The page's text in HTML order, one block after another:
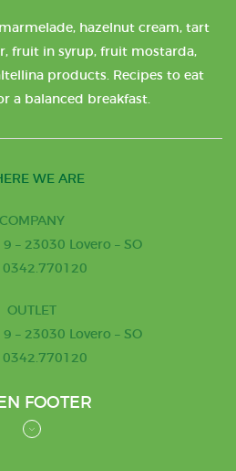
hazelnut cream, tart
fruit in syrup, fruit mostarda,
products. Recipes to eat
a balanced breakfast.
WE ARE
COMPANY
– 23030 Lovero – SO
0342.770120
OUTLET
– 23030 Lovero – SO
0342.770120
FOOTER